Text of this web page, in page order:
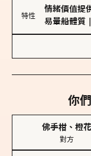
特性
情緒價值提
易暈船體質
你
佛手柑、橙花
對方